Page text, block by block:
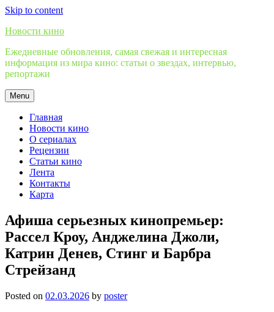
Skip to content
Новости кино
Ежедневные обновления, самая свежая и интересная
информация из мира кино: статьи о звездах, интервью,
репортажи
Menu
Главная
Новости кино
О сериалах
Рецензии
Статьи кино
Лента
Контакты
Карта
Афиша серьезных кинопремьер:
Рассел Кроу, Анджелина Джоли,
Катрин Денев, Стинг и Барбра
Стрейзанд
Posted on 02.03.2026 by poster